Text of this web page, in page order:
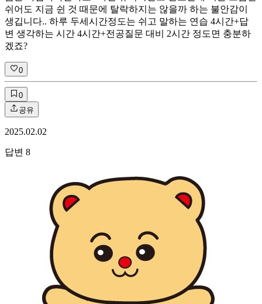
쉬어도 지금 쉰 것 때문에 탈락하지는 않을까 하는 불안감이
생깁니다.. 하루 두세시간정도는 쉬고 말하는 연습 4시간+답
변 생각하는 시간 4시간+전공질문 대비 2시간 정도면 충분하
겠죠?
0
0
공유
2025.02.02
답변 8